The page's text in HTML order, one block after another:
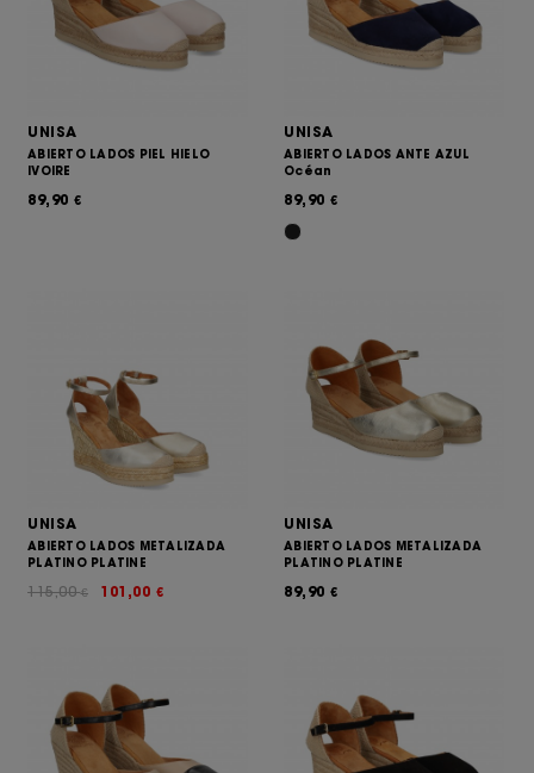
UNISA
ABIERTO LADOS PIEL HIELO
IVOIRE
89,90 €
UNISA
ABIERTO LADOS ANTE AZUL
Océan
89,90 €
UNISA
ABIERTO LADOS METALIZADA
PLATINO PLATINE
101,00 €
115,00€
UNISA
ABIERTO LADOS METALIZADA
PLATINO PLATINE
89,90 €